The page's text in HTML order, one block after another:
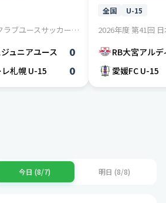
2026年度 第41回 日本クラブユースサッカー選手権(U-15)大会 / Lグループ
ュニアユース 0
札幌 U-15 0
全国 U-15
RB大宮アル
愛媛FC U-15
今日 (8/7) 明日 (8/8)